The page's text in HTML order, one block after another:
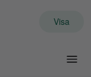
Visa